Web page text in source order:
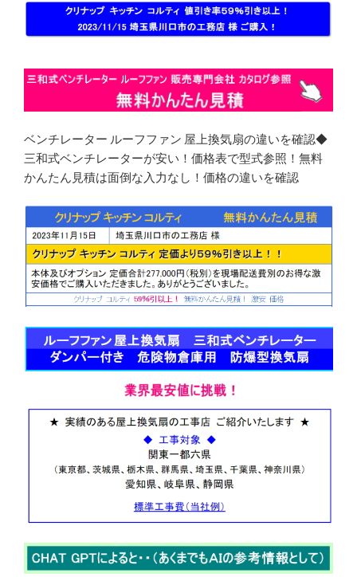
ベンチレーター ルーフファン 屋上換気扇の違いを確認◆
三和式ベンチレーターが安い！価格表で型式参照！無料
かんたん見積は面倒な入力なし！価格の違いを確認